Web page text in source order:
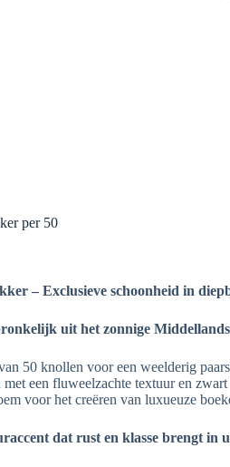
per 50
– Exclusieve schoonheid in
uit het zonnige
50 knollen voor een weelderig
een fluweelzachte textuur en zwart
voor het creëren van luxueuze
dat rust en klasse brengt in